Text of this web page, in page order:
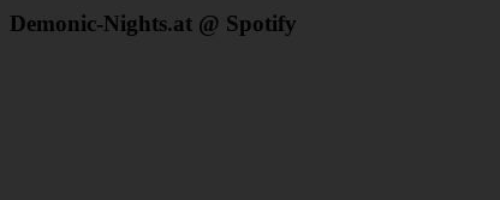
Demonic-Nights.at @ Spotify